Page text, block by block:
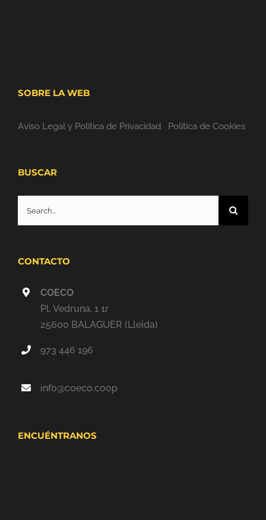
SOBRE LA WEB
Aviso Legal y Politica de Privacidad Politica de Cookies
BUSCAR
for:
CONTACTO
COECO
Pl. Vedruna, 1 1r
25600 BALAGUER (Lleida)
973 446 196
info@coeco.coop
ENCUÉNTRANOS